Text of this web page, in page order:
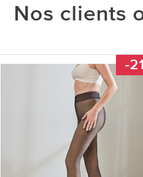
Nos clients
-